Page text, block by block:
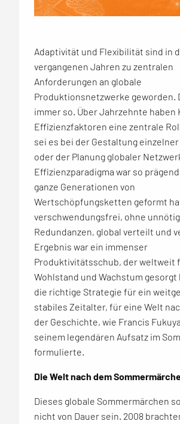
Adaptivität und Flexibilität sind in
vergangenen Jahren zu zentralen
Anforderungen an globale
Produktionsnetzwerke geworden.
immer so. Über Jahrzehnte haben
Effizienzfaktoren eine zentrale
sei es bei der Gestaltung
oder der Planung globaler
Effizienzparadigma war so
ganze Generationen von
Wertschöpfungsketten geformt
verschwendungsfrei, ohne
Redundanzen, global verteilt und
Ergebnis war ein immenser
Produktivitätsschub, der weltweit
Wohlstand und Wachstum gesorgt
die richtige Strategie für ein
stabiles Zeitalter, für eine Welt
der Geschichte, wie Francis
seinem legendären Aufsatz im
formulierte.
Die Welt nach dem
Dieses globale Sommermärchen
nicht von Dauer sein. 2008